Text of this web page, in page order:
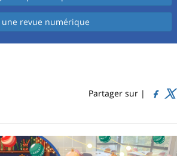
une revue numérique
Partager sur |